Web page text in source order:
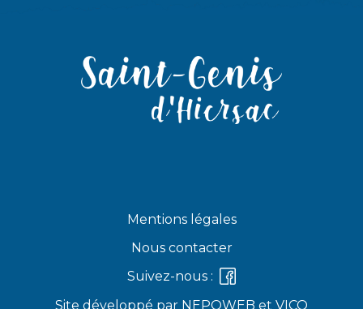
Mentions légales
Nous contacter
Suivez-nous :
Site développé par NEPOWEB et VICO